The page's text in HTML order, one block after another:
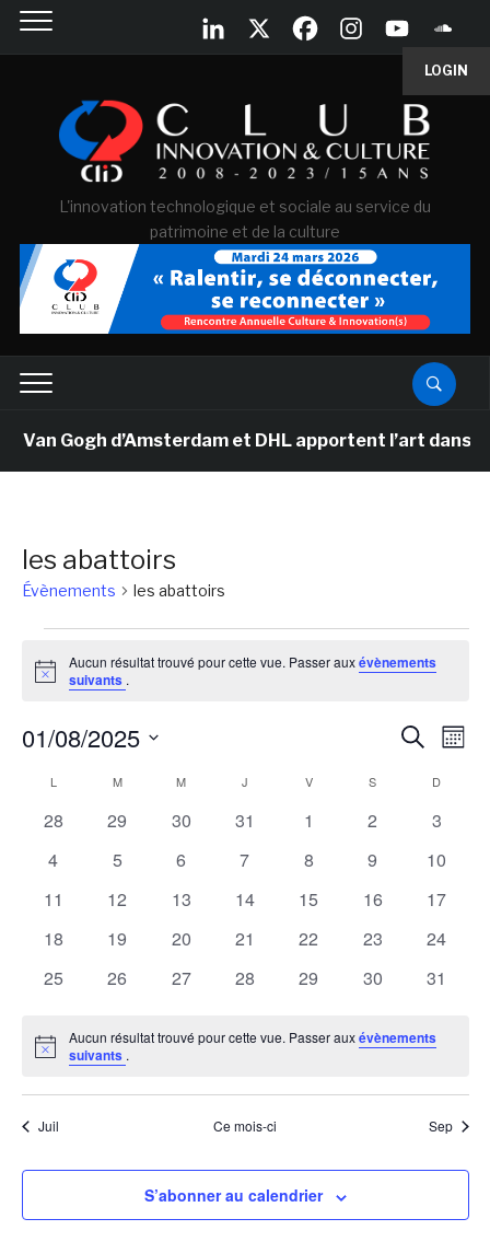
LOGIN
L'innovation technologique et sociale au service du
patrimoine et de la culture
Van Gogh d’Amsterdam et DHL apportent l’art dans
les abattoirs
Évènements les abattoirs
Notice
Aucun résultat trouvé pour cette vue. Passer auxévènements
suivants .
de
Mois
01/08/2025
date.
Calendrier
de
Évènements
LLUNDI MMARDI M MERCREDI
J VVENDREDIS D
0
28
0
29
0
30
0
31
0
1
0
2
0
3
0
4
0
5
0
6
0
7
0
8
0
9
0
10
0
11
0
12
0
13
0
14
0
15
0
16
0
17
0
18
0
19
0
20
0
21
0
22
0
23
0
24
0
25
0
26
0
27
0
28
0
29
0
30
0
31
Notice
Aucun résultat trouvé pour cette vue. Passer auxévènements
suivants .
Juil Ce mois-ci Sep
S’abonner au calendrier